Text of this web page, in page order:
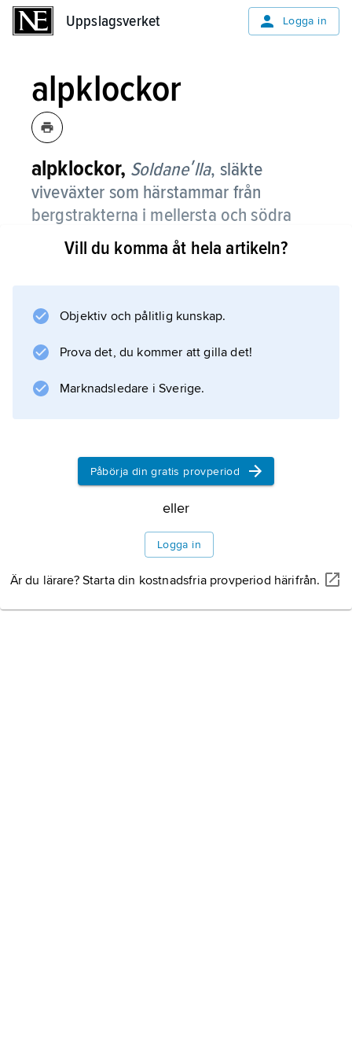
Uppslagsverket Logga in
alpklockor
alpklockor, Soldaneʹlla, släkte
viveväxter som härstammar från
bergstrakterna i mellersta och södra
Europa.
på våren klocklika blå–violetta blommor med
prydnadsväxter.
Vill du komma åt hela artikeln?
Objektiv och pålitlig kunskap.
Prova det, du kommer att gilla det!
Marknadsledare i Sverige.
Påbörja din gratis provperiod
eller
Logga in
Är du lärare? Starta din kostnadsfria provperiod härifrån.